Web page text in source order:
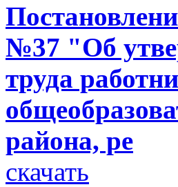
№37 "Об
труда
района, ре
скачать